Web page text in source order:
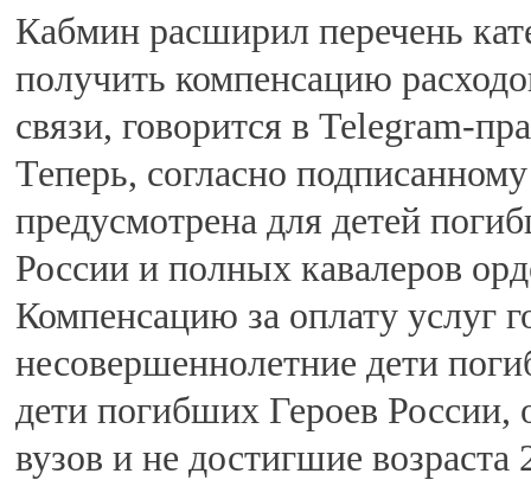
Кабмин расширил перечень
получить компенсацию
связи, говорится в Telegram-
Теперь, согласно
предусмотрена для детей
России и полных кавалеров
Компенсацию за оплату услуг
несовершеннолетние дети
дети погибших Героев
вузов и не достигшие возраста